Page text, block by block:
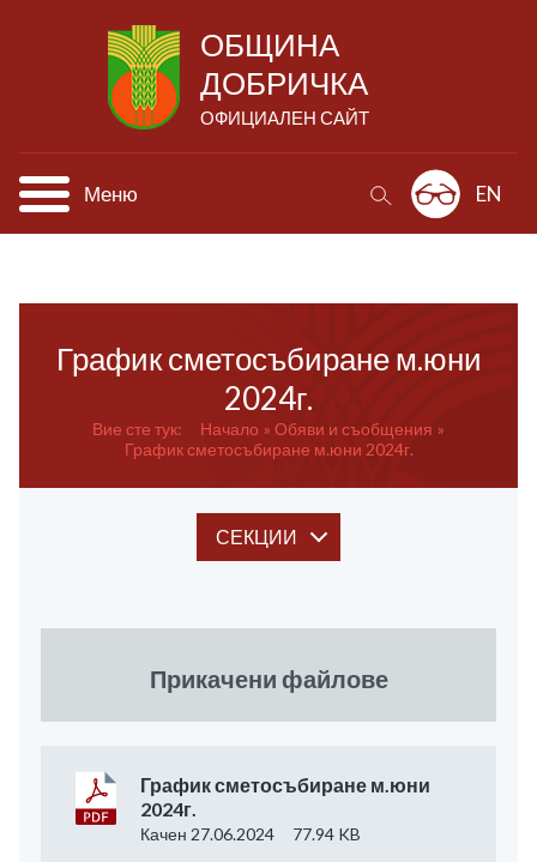
ОБЩИНА
ДОБРИЧКА
ОФИЦИАЛЕН САЙТ
Меню EN
График сметосъбиране м.юни
2024г.
Вие сте тук: Начало
Обяви и съобщения
График сметосъбиране м.юни 2024г.
СЕКЦИИ
Прикачени файлове
График сметосъбиране м.юни
2024г.
Качен 27.06.2024 77.94 KB